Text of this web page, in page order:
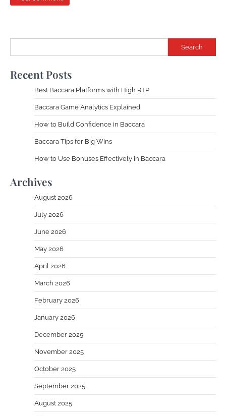
Search
Recent Posts
Best Baccara Platforms with High RTP
Baccara Game Analytics Explained
How to Build Confidence in Baccara
Baccara Tips for Big Wins
How to Use Bonuses Effectively in Baccara
Archives
August 2026
July 2026
June 2026
May 2026
April 2026
March 2026
February 2026
January 2026
December 2025
November 2025
October 2025
September 2025
August 2025